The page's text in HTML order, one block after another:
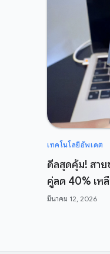
เทคโนโลยีอัพเดต
ดีลสุดคุ้ม! สา
คู่ลด 40% เห
ในราคาสบายกร
มีนาคม 12, 2026